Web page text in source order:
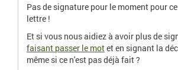
Pas de signature pour le moment pour
lettre !
Et si vous nous aidiez à avoir plus de
faisant passer le motet en signant la
même si ce n'est pas déjà fait ?